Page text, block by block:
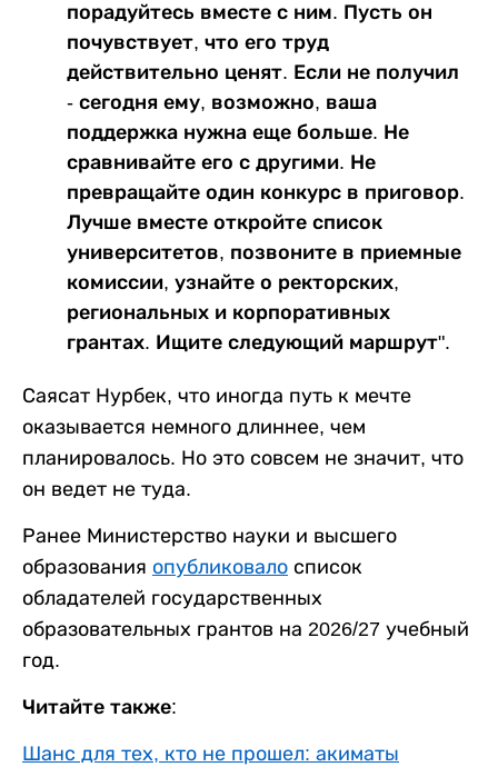
порадуйтесь вместе с ним. Пусть он
почувствует, что его труд
действительно ценят. Если не получил
- сегодня ему, возможно, ваша
поддержка нужна еще больше. Не
сравнивайте его с другими. Не
превращайте один конкурс в приговор.
Лучше вместе откройте список
университетов, позвоните в приемные
комиссии, узнайте о ректорских,
региональных и корпоративных
грантах. Ищите следующий маршрут".
Саясат Нурбек, что иногда путь к мечте
оказывается немного длиннее, чем
планировалось. Но это совсем не значит, что
он ведет не туда.
Ранее Министерство науки и высшего
образования опубликовало список
обладателей государственных
образовательных грантов на 2026/27 учебный
год.
Читайте также:
Шанс для тех, кто не прошел: акиматы